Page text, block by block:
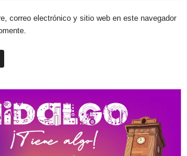
correo electrónico y sitio web en este navegador